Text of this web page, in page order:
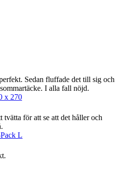
Sedan fluffade det till sig och
I alla fall nöjd.
x 270
för att se att det håller och
L